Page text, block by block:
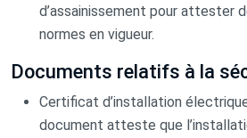
d’assainissement pour attester
normes en vigueur.
Documents relatifs à la
Certificat d’installation
document atteste que